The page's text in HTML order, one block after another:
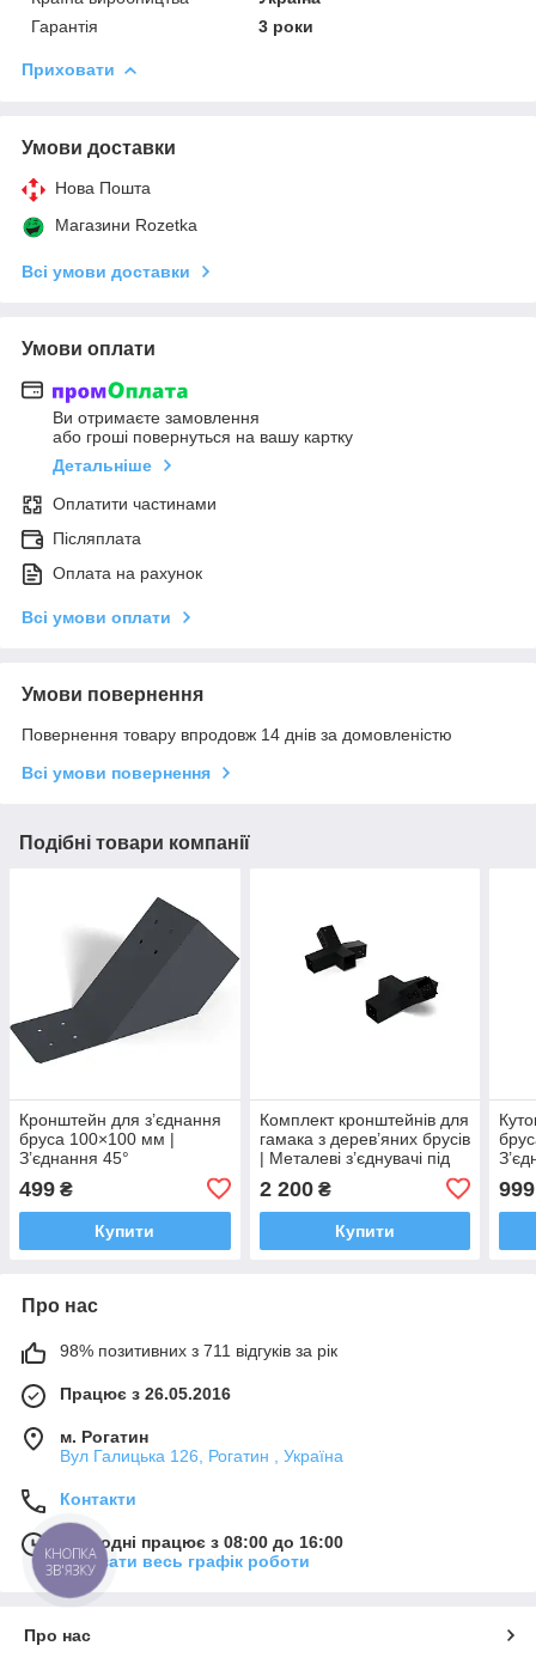
Гарантія
3 роки
Приховати
Умови доставки
Нова Пошта
Магазини Rozetka
Всі умови доставки
Умови оплати
Ви отримаєте замовлення
або гроші повернуться на вашу картку
Детальніше
Оплатити частинами
Післяплата
Оплата на рахунок
Всі умови оплати
Умови повернення
Повернення товару впродовж 14 днів за домовленістю
Всі умови повернення
Подібні товари компанії
Кронштейн для з’єднання
бруса 100×100 мм |
З’єднання 45°
499 ₴
Купити
Комплект кронштейнів для
гамака з дерев’яних брусів
| Металеві з’єднувачі під
2 200₴
Купити
999
Про нас
98% позитивних з 711 відгуків за рік
Працює з 26.05.2016
м. Рогатин
Вул Галицька 126, Рогатин , Україна
Контакти
Сьогодні працює з 08:00 до 16:00
Показати весь графік роботи
Про нас
КНОПКА
ЗВ'ЯЗКУ